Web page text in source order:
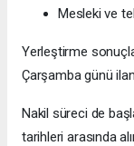
Mesleki ve
Yerleştirme
Çarşamba günü
Nakil süreci de
tarihleri arasında